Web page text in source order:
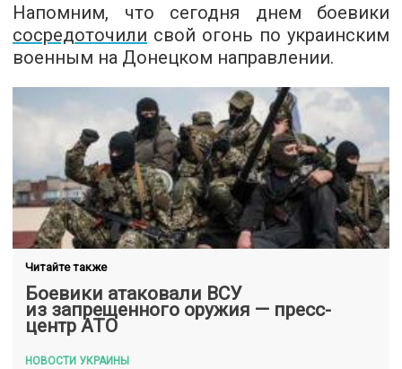
Напомним, что сегодня днем боевики
сосредоточили свой огонь по украинским
военным на Донецком направлении.
Читайте также
Боевики атаковали ВСУ
из запрещенного оружия — пресс-
центр АТО
НОВОСТИ УКРАИНЫ